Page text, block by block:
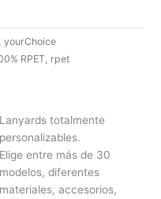
,yourChoice
RPET, rpet
Lanyards totalmente
personalizables.
Elige entre más de 30
modelos, diferentes
materiales, accesorios,